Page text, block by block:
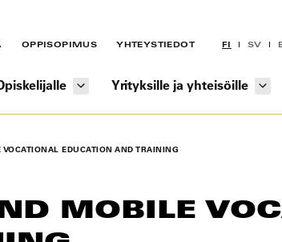
OPPISOPIMUS YHTEYSTIEDOT FI SV
Yrityksille ja yhteisöille
EDUCATION AND TRAINING
MOBILE